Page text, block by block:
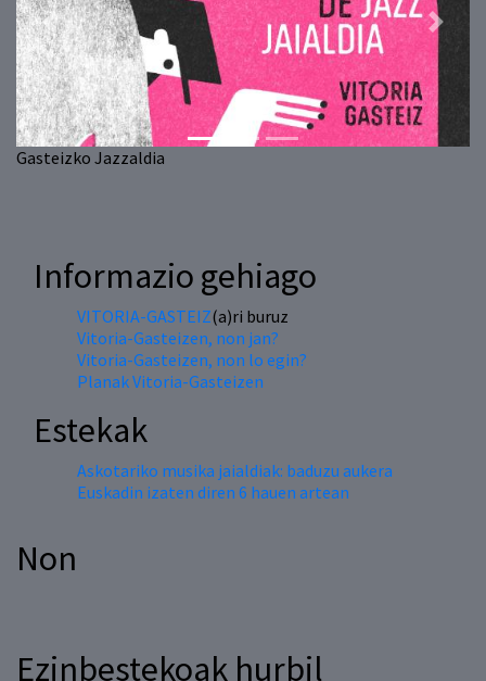
Gasteizko Jazzaldia
Previous Next
Informazio gehiago
VITORIA-GASTEIZ(a)ri buruz
Vitoria-Gasteizen, non jan?
Vitoria-Gasteizen, non lo egin?
Planak Vitoria-Gasteizen
Estekak
Askotariko musika jaialdiak: baduzu aukera
Euskadin izaten diren 6 hauen artean
Non
Ezinbestekoak hurbil